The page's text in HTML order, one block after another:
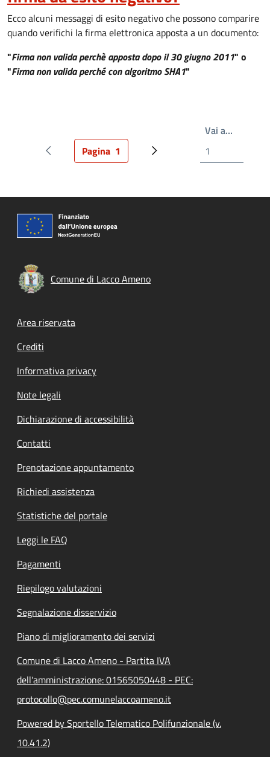
Ecco alcuni messaggi di esito negativo che possono comparire
quando verifichi la firma elettronica apposta a un documento:
"Firma non valida perchè apposta dopo il 30 giugno 2011" o
"Firma non valida perché con algoritmo SHA1"
Pagina precedentePagina attuale
Pagina 1 Prossima pagina
Vai a…
Comune di Lacco Ameno
Footer menu
Area riservata
Crediti
Informativa privacy
Note legali
Dichiarazione di accessibilità
Contatti
Prenotazione appuntamento
Richiedi assistenza
Statistiche del portale
Leggi le FAQ
Pagamenti
Riepilogo valutazioni
Segnalazione disservizio
Piano di miglioramento dei servizi
Comune di Lacco Ameno - Partita IVA
dell'amministrazione: 01565050448 - PEC:
protocollo@pec.comunelaccoameno.it
Powered by Sportello Telematico Polifunzionale (v.
10.41.2)